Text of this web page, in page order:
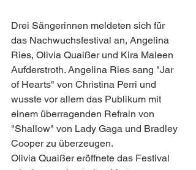
Drei Sängerinnen meldeten sich für
das Nachwuchsfestival an, Angelina
Ries, Olivia Quaißer und Kira Maleen
Aufderstroth. Angelina Ries sang "Jar
of Hearts" von Christina Perri und
wusste vor allem das Publikum mit
einem überragenden Refrain von
"Shallow" von Lady Gaga und Bradley
Cooper zu überzeugen.
Olivia Quaißer eröffnete das Festival